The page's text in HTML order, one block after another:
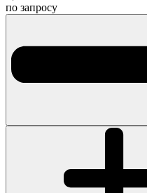
по запросу